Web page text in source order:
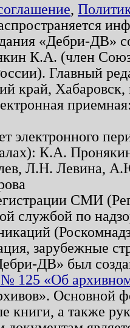
,
«Дебри-ДВ»
К.А. (член
Главный
край,
электронного
К.А.
Л.Н. Левина,
СМИ
службой по
зарубежные
ДВ» был
125 «Об
Основной
книги, а также